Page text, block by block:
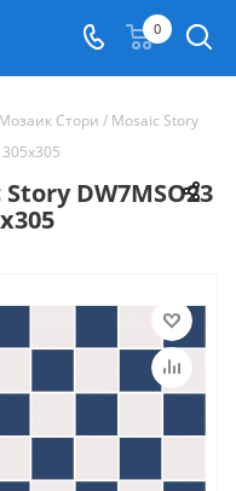
0
Мозаик Стори / Mosaic Story
DW7MSO23